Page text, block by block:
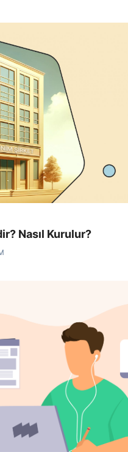
Nasıl Kurulur?